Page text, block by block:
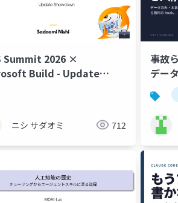
Summit 2026 ×
Build - Update
ニシ サダオミ 712
事故
デー
ぐ実